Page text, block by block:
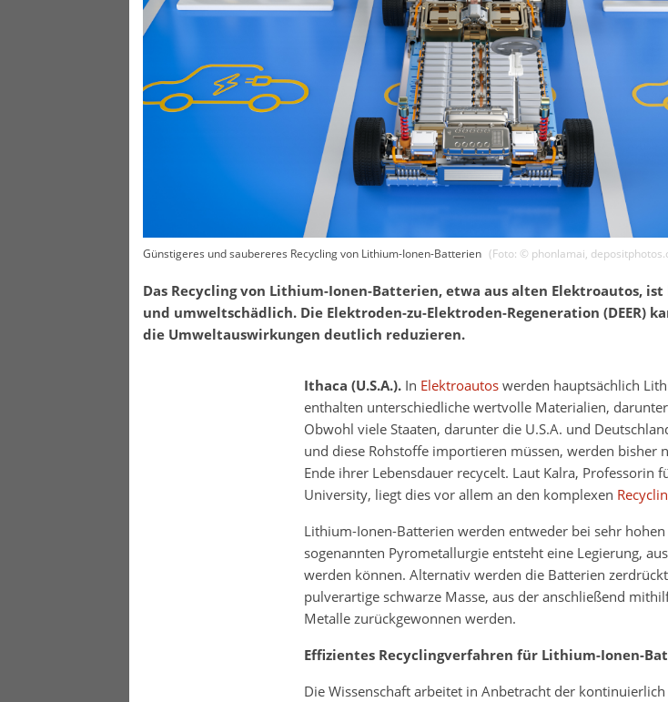
Günstigeres und saubereres Recycling von Lithium-Ionen-Batterien (Foto: © phonlamai,
Das Recycling von Lithium-Ionen-Batterien, etwa aus alten Elektroautos,
und umweltschädlich. Die Elektroden-zu-Elektroden-Regeneration (DEER)
die Umweltauswirkungen deutlich reduzieren.
Ithaca (U.S.A.). In Elektroautoswerden hauptsächlich
enthalten unterschiedliche wertvolle Materialien,
Obwohl viele Staaten, darunter die U.S.A. und
und diese Rohstoffe importieren müssen, werden bisher
Ende ihrer Lebensdauer recycelt. Laut Kalra, Professorin
University, liegt dies vor allem an den komplexen
Lithium-Ionen-Batterien werden entweder bei sehr
sogenannten Pyrometallurgie entsteht eine Legierung,
werden können. Alternativ werden die Batterien
pulverartige schwarze Masse, aus der anschließend
Metalle zurückgewonnen werden.
Effizientes Recyclingverfahren für Lithium-Ionen-
Die Wissenschaft arbeitet in Anbetracht der